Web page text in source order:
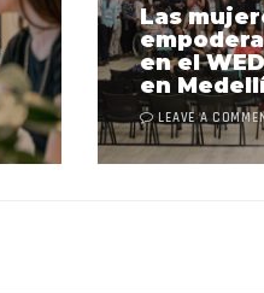
Las
en el
en
LEAVE A